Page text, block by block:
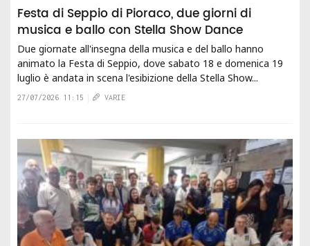
Festa di Seppio di Pioraco, due giorni di
musica e ballo con Stella Show Dance
Due giornate all'insegna della musica e del ballo hanno
animato la Festa di Seppio, dove sabato 18 e domenica 19
luglio è andata in scena l'esibizione della Stella Show...
27/07/2026 11:15 VARIE